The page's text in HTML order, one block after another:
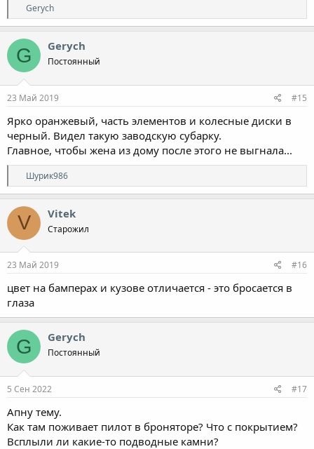
Р
е
а
к
ц
и
и
:
Gerych
G Gerych
Постоянный
23 Май 2019 #15
Ярко оранжевый, часть элементов и колесные диски в
черный. Видел такую заводскую субарку.
Главное, чтобы жена из дому после этого не выгнала...
Р
е
а
к
ц
и
и
:
Шурик986
V Vitek
Старожил
23 Май 2019 #16
цвет на бамперах и кузове отличается - это бросается в
глаза
G Gerych
Постоянный
5 Сен 2022 #17
Апну тему.
Как там поживает пилот в броняторе? Что с покрытием?
Всплыли ли какие-то подводные камни?